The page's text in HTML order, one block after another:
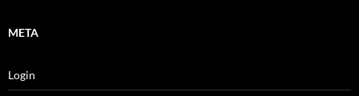
META
Login